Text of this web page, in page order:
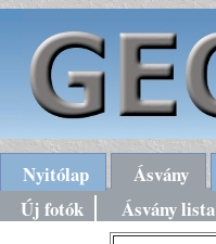
Nyitólap Ásvány
Új fotók
Ásvány lista